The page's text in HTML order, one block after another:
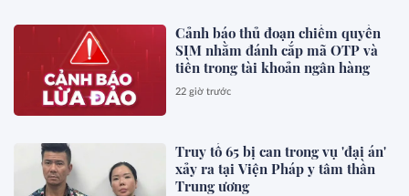
Cảnh báo thủ đoạn chiếm quyền
SIM nhằm đánh cắp mã OTP và
tiền trong tài khoản ngân hàng
22 giờ trước
Truy tố 65 bị can trong vụ 'đại án'
xảy ra tại Viện Pháp y tâm thần
Trung ương